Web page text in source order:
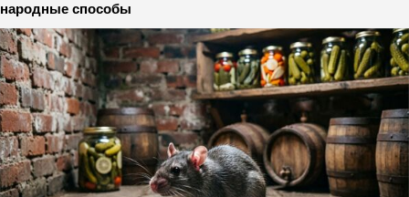
народные способы